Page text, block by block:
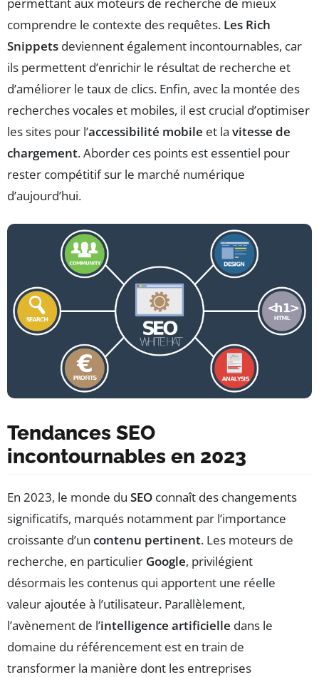
comprendre le contexte des requêtes. Les Rich
Snippets deviennent également incontournables, car
ils permettent d’enrichir le résultat de recherche et
d’améliorer le taux de clics. Enfin, avec la montée des
recherches vocales et mobiles, il est crucial d’optimiser
les sites pour l’accessibilité mobile et la vitesse de
chargement. Aborder ces points est essentiel pour
rester compétitif sur le marché numérique
d’aujourd’hui.
Tendances SEO
incontournables en 2023
En 2023, le monde du SEO connaît des changements
significatifs, marqués notamment par l’importance
croissante d’un contenu pertinent. Les moteurs de
recherche, en particulier Google, privilégient
désormais les contenus qui apportent une réelle
valeur ajoutée à l’utilisateur. Parallèlement,
l’avènement de l’intelligence artificielle dans le
domaine du référencement est en train de
transformer la manière dont les entreprises